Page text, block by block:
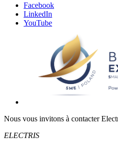
Facebook
LinkedIn
YouTube
Nous vous invitons à contacter
ELECTRIS